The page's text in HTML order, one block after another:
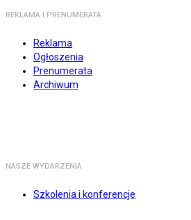
REKLAMA I PRENUMERATA
Reklama
Ogłoszenia
Prenumerata
Archiwum
NASZE WYDARZENIA
Szkolenia i konferencje